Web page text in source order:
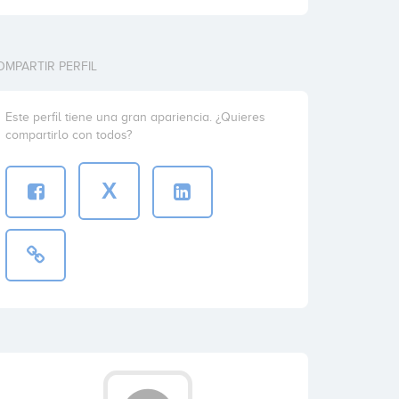
PERFIL
Este perfil tiene una gran apariencia. ¿Quieres
compartirlo con todos?
X